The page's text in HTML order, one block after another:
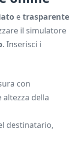
etrasparente
il simulatore
. Inserisci i
con
altezza della
destinatario,